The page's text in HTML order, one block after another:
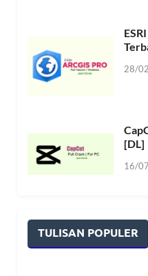
28/
[DL]
16/
TULISAN POPULER